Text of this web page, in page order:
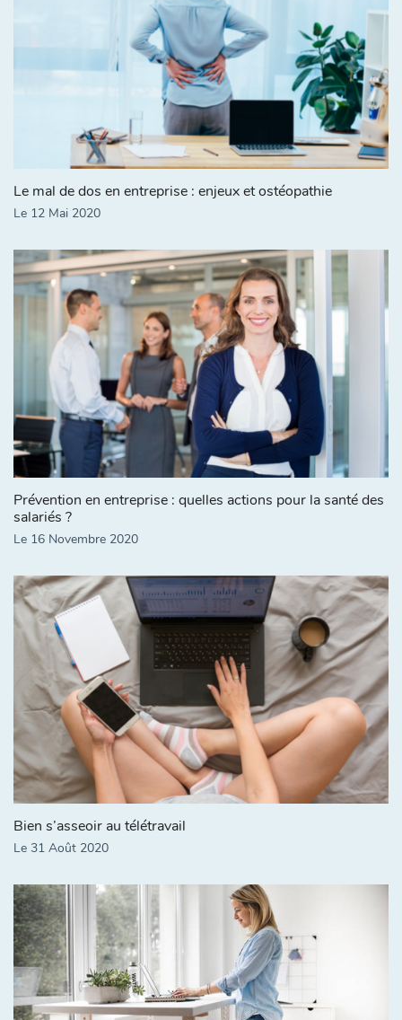
Le mal de dos en entreprise : enjeux et ostéopathie
Le 12 Mai 2020
Prévention en entreprise : quelles actions pour la santé des
salariés ?
Le 16 Novembre 2020
Bien s’asseoir au télétravail
Le 31 Août 2020